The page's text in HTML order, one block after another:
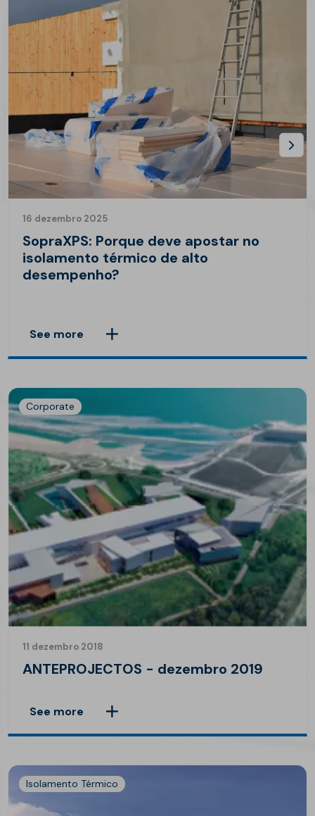
16 dezembro 2025
SopraXPS: Porque deve apostar no
isolamento térmico de alto
desempenho?
See more
Corporate
11 dezembro 2018
ANTEPROJECTOS - dezembro 2019
See more
Isolamento Térmico